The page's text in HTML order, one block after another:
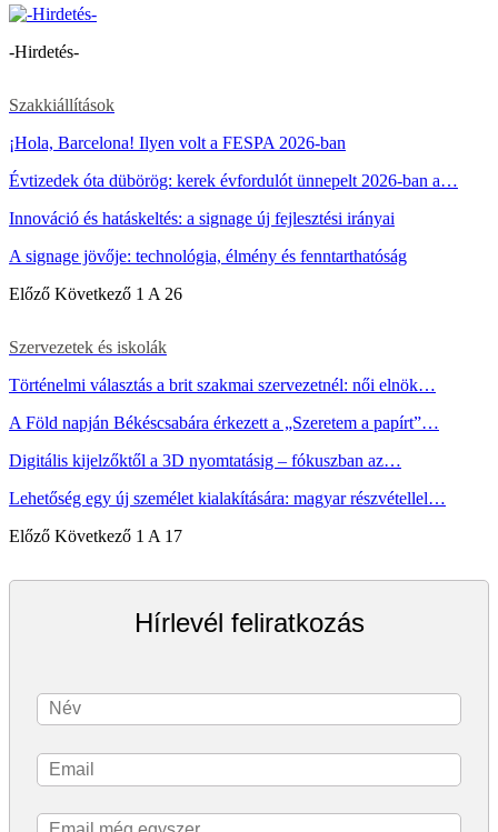
-Hirdetés-
Szakkiállítások
¡Hola, Barcelona! Ilyen volt a FESPA 2026-ban
Évtizedek óta dübörög: kerek évfordulót ünnepelt 2026-ban a…
Innováció és hatáskeltés: a signage új fejlesztési irányai
A signage jövője: technológia, élmény és fenntarthatóság
Előző Következő 1 A 26
Szervezetek és iskolák
Történelmi választás a brit szakmai szervezetnél: női elnök…
A Föld napján Békéscsabára érkezett a „Szeretem a papírt”…
Digitális kijelzőktől a 3D nyomtatásig – fókuszban az…
Lehetőség egy új személet kialakítására: magyar részvétellel…
Előző Következő 1 A 17
Hírlevél feliratkozás